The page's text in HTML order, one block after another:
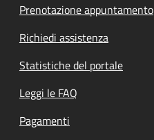
Prenotazione appuntamento
Richiedi assistenza
Statistiche del portale
Leggi le FAQ
Pagamenti